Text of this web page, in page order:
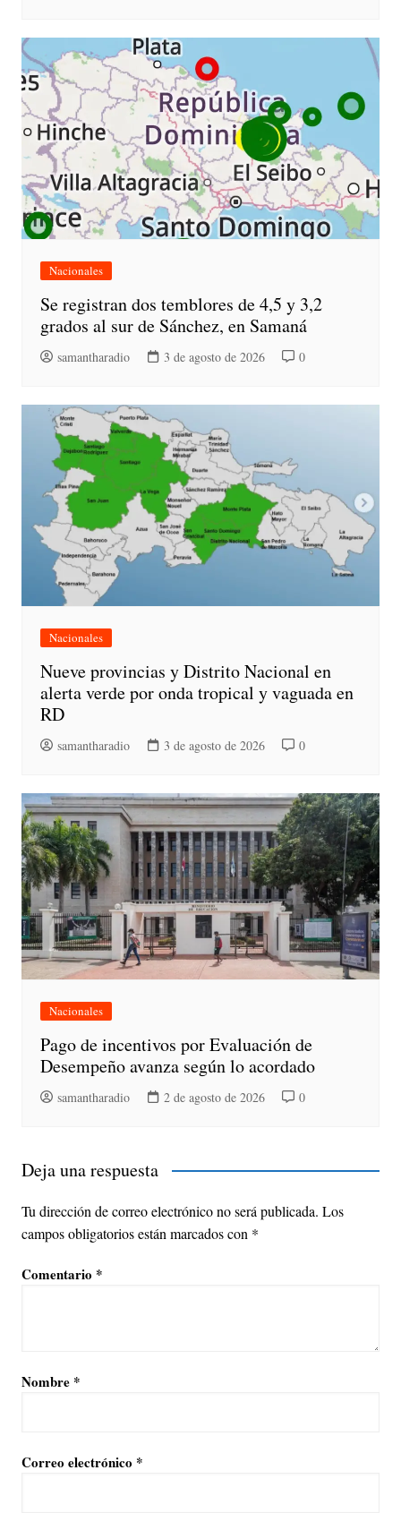
Nacionales
Se registran dos temblores de 4,5 y 3,2
grados al sur de Sánchez, en Samaná
samantharadio 3 de agosto de 2026 0
Nacionales
Nueve provincias y Distrito Nacional en
alerta verde por onda tropical y vaguada en
RD
samantharadio 3 de agosto de 2026 0
Nacionales
Pago de incentivos por Evaluación de
Desempeño avanza según lo acordado
samantharadio 2 de agosto de 2026 0
Deja una respuesta
Tu dirección de correo electrónico no será publicada. Los
campos obligatorios están marcados con *
Comentario *
Nombre *
Correo electrónico *